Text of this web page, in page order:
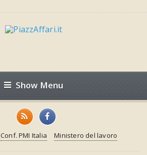
Show Menu
Conf. PMI Italia Ministero del lavoro